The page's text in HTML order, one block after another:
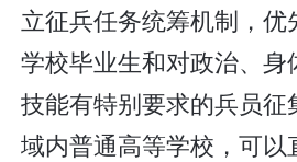
立征兵任务统筹机制，优
学校毕业生和对政治、身
技能有特别要求的兵员征
域内普通高等学校，可